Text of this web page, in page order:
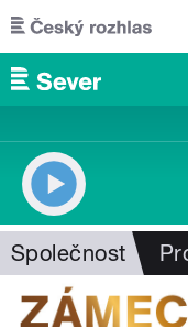
Přejít k hlavnímu
Společnost